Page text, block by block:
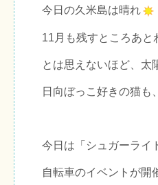
今日の久米島は晴れ
11月も残すところあ
とは思えないほど、太
日向ぼっこ好きの猫も
今日は「シュガーライ
自転車のイベントが開